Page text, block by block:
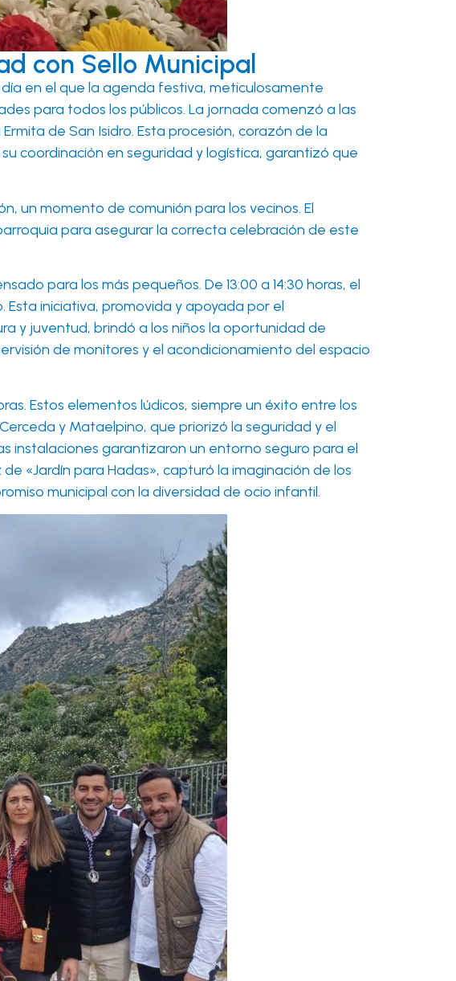
con Sello Municipal
en el que la agenda festiva, meticulosamente
para todos los públicos. La jornada comenzó a las
de San Isidro. Esta procesión, corazón de la
coordinación en seguridad y logística, garantizó que
un momento de comunión para los vecinos. El
para asegurar la correcta celebración de este
para los más pequeños. De 13:00 a 14:30 horas, el
Esta iniciativa, promovida y apoyada por el
y juventud, brindó a los niños la oportunidad de
de monitores y el acondicionamiento del espacio
Estos elementos lúdicos, siempre un éxito entre los
y Mataelpino, que priorizó la seguridad y el
instalaciones garantizaron un entorno seguro para el
«Jardín para Hadas», capturó la imaginación de los
municipal con la diversidad de ocio infantil.